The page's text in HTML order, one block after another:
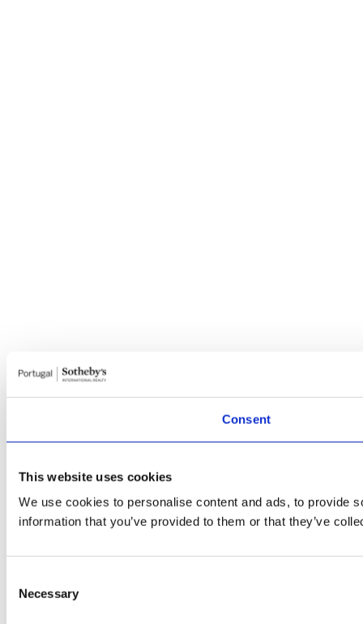
Consent
This website uses cookies
We use cookies to personalise content and ads, to provide
information that you’ve provided to them or that they’ve
Selection
Necessary